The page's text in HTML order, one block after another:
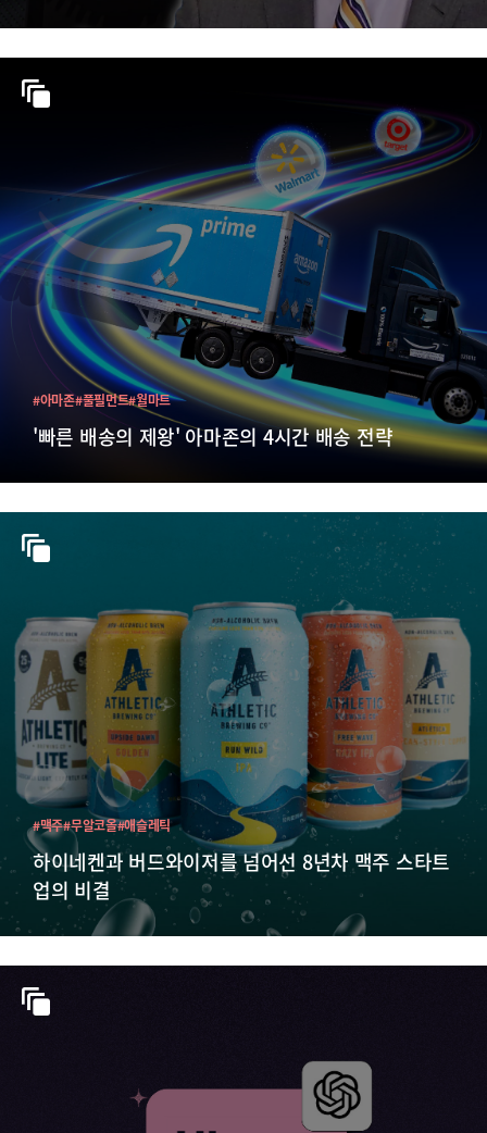
'빠른 배송의 제왕' 아마존의 4시간 배송 전략
#아마존#풀필먼트#월마트
하이네켄과 버드와이저를 넘어선 8년차 맥주 스타트
업의 비결
#맥주#무알코올#애슬레틱